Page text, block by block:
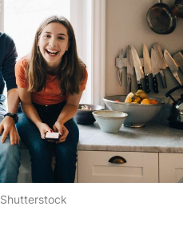
Shutterstock